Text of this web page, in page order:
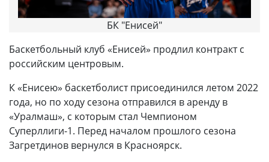
БК "Енисей"
Баскетбольный клуб «Енисей» продлил контракт с
российским центровым.
К «Енисею» баскетболист присоединился летом 2022
года, но по ходу сезона отправился в аренду в
«Уралмаш», с которым стал Чемпионом
Суперллиги-1. Перед началом прошлого сезона
Загретдинов вернулся в Красноярск.